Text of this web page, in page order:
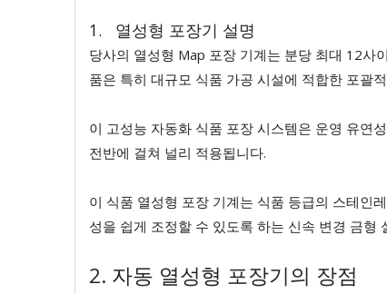
1. 열성형 포장기 설명
당사의 열성형 Map 포장 기계는 분당 최대 12사
품은 특히 대규모 식품 가공 시설에 적합한 포괄
이 고성능 자동화 식품 포장 시스템은 운영 유연
전반에 걸쳐 널리 적용됩니다.
이 식품 열성형 포장 기계는 식품 등급의 스테인
성을 쉽게 조정할 수 있도록 하는 신속 변경 금형
2. 자동 열성형 포장기의 장점